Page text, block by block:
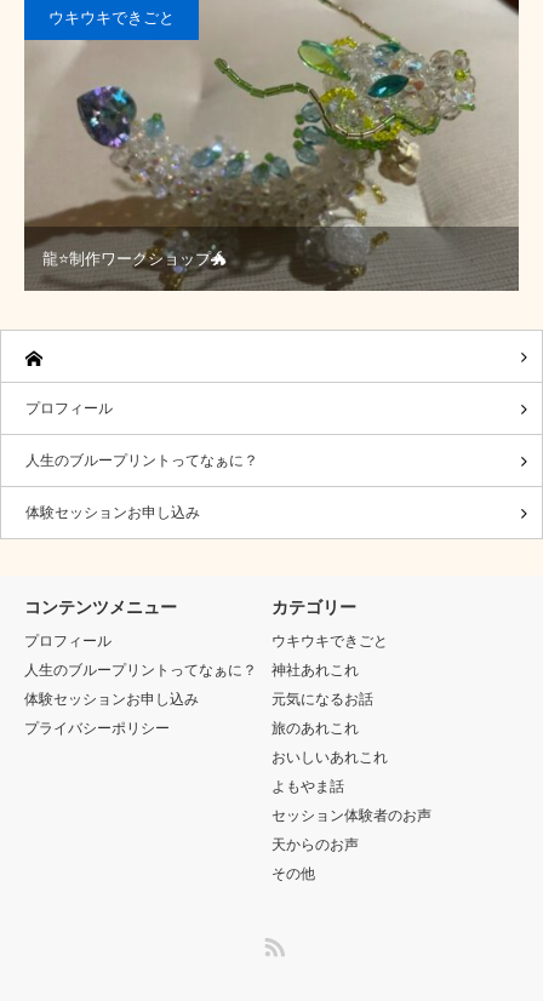
ウキウキできごと
龍⭐️制作ワークショップ🐲
プロフィール
人生のブループリントってなぁに？
体験セッションお申し込み
コンテンツメニュー
プロフィール
人生のブループリントってなぁに？
体験セッションお申し込み
プライバシーポリシー
カテゴリー
ウキウキできごと
神社あれこれ
元気になるお話
旅のあれこれ
おいしいあれこれ
よもやま話
セッション体験者のお声
天からのお声
その他